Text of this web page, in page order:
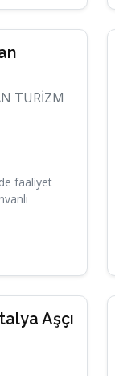
TURİZM
faaliyet
Aşçı